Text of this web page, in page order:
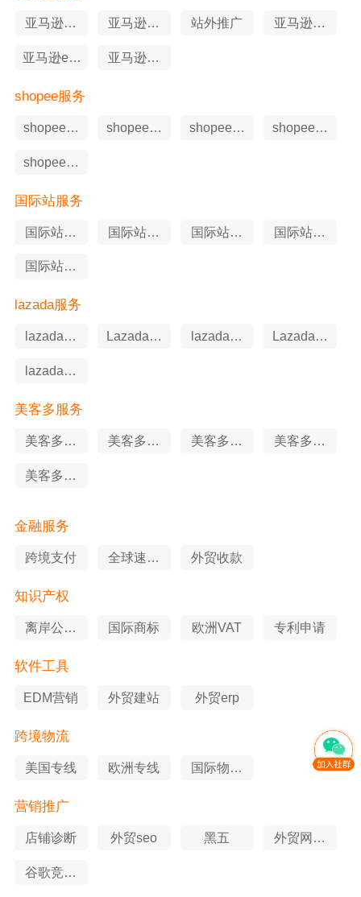
亚马逊软
亚马逊选
站外推广
亚马逊知
亚马逊erp
亚马逊申
shopee服务
shopee软
shopee站
shopee申
shopee代
shopee知
国际站服务
国际站站
外推广
国际站软
国际站代
国际站申
国际站知
lazada服务
lazada知
Lazada软
lazada代
Lazada申
lazada站
美客多服务
美客多站
外推广
美客多代
美客多知
美客多申
美客多软
金融服务
跨境支付
全球速卖
外贸收款
知识产权
离岸公司
国际商标 欧洲VAT 专利申请
软件工具
EDM营销 外贸建站 外贸erp
跨境物流
美国专线 欧洲专线
国际物流
营销推广
店铺诊断 外贸seo 黑五
外贸网站
谷歌竞价